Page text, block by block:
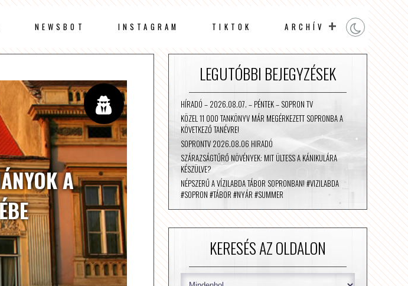
NEWSBOT INSTAGRAM TIKTOK ARCHÍV
A
LEGUTÓBBI BEJEGYZÉSEK
HÍRADÓ – 2026.08.07. – PÉNTEK – SOPRON TV
KÖZEL 11 000 TANKÖNYV MÁR MEGÉRKEZETT SOPRONBA A
KÖVETKEZŐ TANÉVRE!
SOPRONTV 2026.08.06 HIRADÓ
SZÁRAZSÁGTŰRŐ NÖVÉNYEK: MIT ÜLTESS A KÁNIKULÁRA
KÉSZÜLVE?
NÉPSZERŰ A VÍZILABDA TÁBOR SOPRONBAN! #VIZILABDA
#SOPRON #TÁBOR #NYÁR #SUMMER
KERESÉS AZ OLDALON